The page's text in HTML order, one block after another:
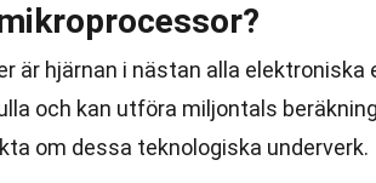
är hjärnan i nästan alla elektroniska
och kan utföra miljontals
om dessa teknologiska underverk.